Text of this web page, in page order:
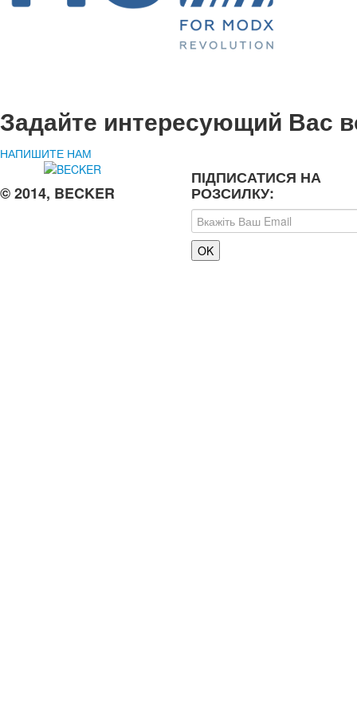
Задайте интересующий Вас
НАПИШИТЕ НАМ
© 2014, BECKER
ПІДПИСАТИСЯ НА
РОЗСИЛКУ: